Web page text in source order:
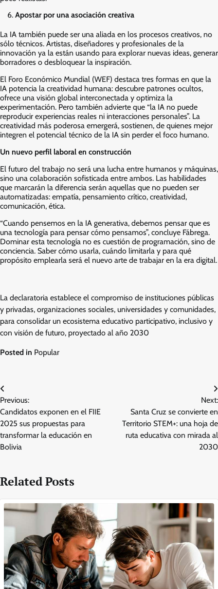
Apostar por una asociación creativa
La IA también puede ser una aliada en los procesos creativos, no
sólo técnicos. Artistas, diseñadores y profesionales de la
innovación ya la están usando para explorar nuevas ideas, generar
borradores o desbloquear la inspiración.
El Foro Económico Mundial (WEF) destaca tres formas en que la
IA potencia la creatividad humana: descubre patrones ocultos,
ofrece una visión global interconectada y optimiza la
experimentación. Pero también advierte que “la IA no puede
reproducir experiencias reales ni interacciones personales”. La
creatividad más poderosa emergerá, sostienen, de quienes mejor
integren el potencial técnico de la IA sin perder el foco humano.
Un nuevo perfil laboral en construcción
El futuro del trabajo no será una lucha entre humanos y máquinas,
sino una colaboración sofisticada entre ambos. Las habilidades
que marcarán la diferencia serán aquellas que no pueden ser
automatizadas: empatía, pensamiento crítico, creatividad,
comunicación, ética.
“Cuando pensemos en la IA generativa, debemos pensar que es
una tecnología para pensar cómo pensamos”, concluye Fábrega.
Dominar esta tecnología no es cuestión de programación, sino de
conciencia. Saber cómo usarla, cuándo limitarla y para qué
propósito emplearla será el nuevo arte de trabajar en la era digital.
La declaratoria establece el compromiso de instituciones públicas
y privadas, organizaciones sociales, universidades y comunidades,
para consolidar un ecosistema educativo participativo, inclusivo y
con visión de futuro, proyectado al año 2030
Posted in Popular
Post
navigation
Previous:
Candidatos exponen en el FIIE
2025 sus propuestas para
transformar la educación en
Bolivia
Next:
Santa Cruz se convierte en
Territorio STEM+: una hoja de
ruta educativa con mirada al
2030
Related Posts